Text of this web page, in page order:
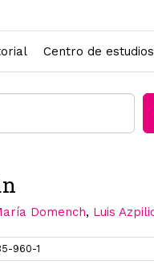
Centro de estudios
Domench, Luis
960-1